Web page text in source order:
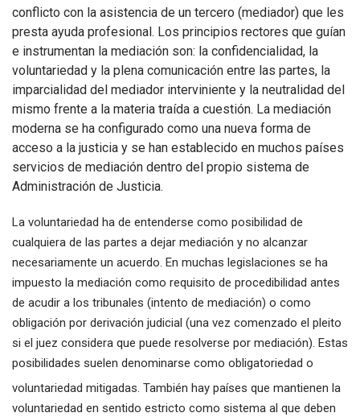
conflicto con la asistencia de un tercero (mediador) que les
presta ayuda profesional. Los principios rectores que guían
e instrumentan la mediación son: la confidencialidad, la
voluntariedad y la plena comunicación entre las partes, la
imparcialidad del mediador interviniente y la neutralidad del
mismo frente a la materia traída a cuestión. La mediación
moderna se ha configurado como una nueva forma de
acceso a la justicia y se han establecido en muchos países
servicios de mediación dentro del propio sistema de
Administración de Justicia.
La voluntariedad ha de entenderse como posibilidad de
cualquiera de las partes a dejar mediación y no alcanzar
necesariamente un acuerdo. En muchas legislaciones se ha
impuesto la mediación como requisito de procedibilidad antes
de acudir a los tribunales (intento de mediación) o como
obligación por derivación judicial (una vez comenzado el pleito
si el juez considera que puede resolverse por mediación). Estas
posibilidades suelen denominarse como obligatoriedad o
voluntariedad mitigadas. ​ También hay países que mantienen la
voluntariedad en sentido estricto como sistema al que deben